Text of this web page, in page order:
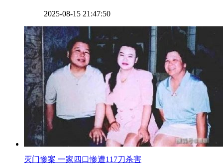
2025-08-15 21:47:50
​灭门惨案 一家四口惨遭117刀杀害